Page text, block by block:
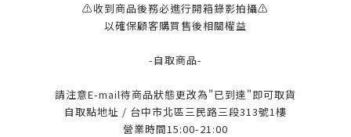
⚠️收到商品後務必進行開箱錄影拍攝⚠️
以確保顧客購買售後相關權益
-自取商品-
請注意E-mail待商品狀態更改為"已到達"即可取貨
自取點地址 / 台中市北區三民路三段313號1樓
營業時間15:00-21:00